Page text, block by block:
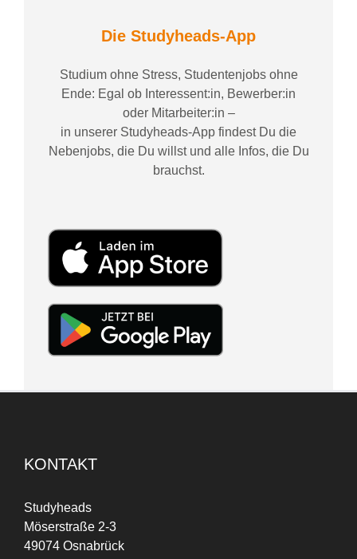
Die Studyheads-App
Studium ohne Stress, Studentenjobs ohne
Ende: Egal ob Interessent:in, Bewerber:in
oder Mitarbeiter:in –
in unserer Studyheads-App findest Du die
Nebenjobs, die Du willst und alle Infos, die Du
brauchst.
KONTAKT
Studyheads
Möserstraße 2-3
49074 Osnabrück